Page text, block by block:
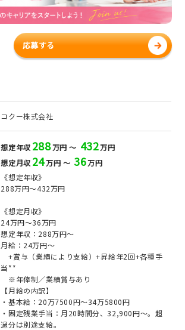
応募する
コクー株式会社
想定年収 288万円 ～ 432万円
想定月収 24万円 ～ 36万円
《想定年収》
288万円～432万円
《想定月収》
24万円～36万円
想定年収：288万円〜
月給：24万円〜
+賞与（業績により支給）+昇給年2回+各種手
当**
※年俸制／業績賞与あり
【月給の内訳】
・基本給：20万7500円〜34万5800円
・固定残業手当：月20時間分、32,900円～。超
過分は別途支給。